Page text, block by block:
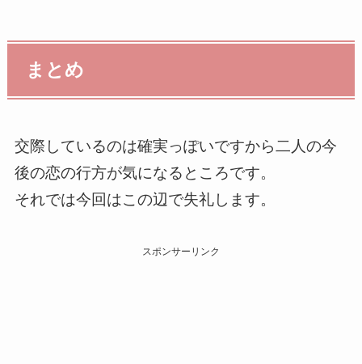
まとめ
交際しているのは確実っぽいですから二人の今
後の恋の行方が気になるところです。
それでは今回はこの辺で失礼します。
スポンサーリンク